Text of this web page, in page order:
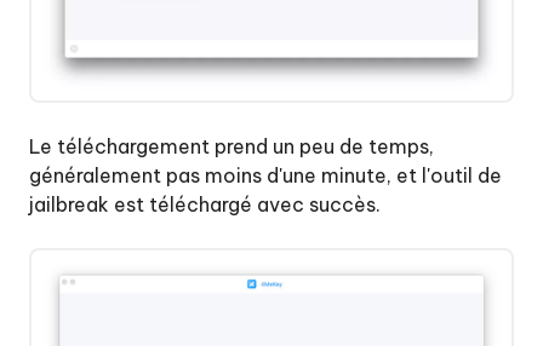
Le téléchargement prend un peu de temps,
généralement pas moins d'une minute, et l'outil de
jailbreak est téléchargé avec succès.